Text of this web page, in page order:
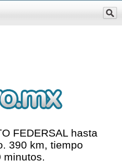
FEDERSAL hasta
390 km, tiempo
minutos.